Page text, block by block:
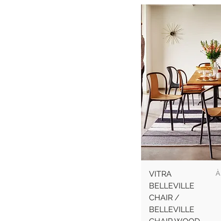
VITRA
BELLEVILLE
CHAIR /
BELLEVILLE